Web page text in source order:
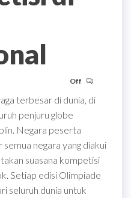
Off
terbesar di dunia, di
penjuru globe
Negara peserta
negara yang diakui
suasana kompetisi
Setiap edisi Olimpiade
seluruh dunia untuk